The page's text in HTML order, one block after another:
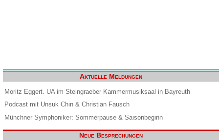
Aktuelle Meldungen
Moritz Eggert. UA im Steingraeber Kammermusiksaal in Bayreuth
Podcast mit Unsuk Chin & Christian Fausch
Münchner Symphoniker: Sommerpause & Saisonbeginn
Neue Besprechungen